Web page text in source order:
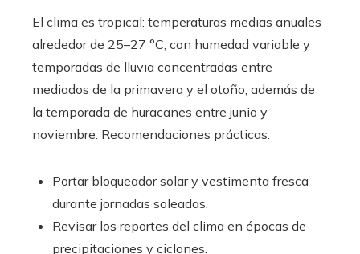
El clima es tropical: temperaturas medias anuales
alrededor de 25–27 °C, con humedad variable y
temporadas de lluvia concentradas entre
mediados de la primavera y el otoño, además de
la temporada de huracanes entre junio y
noviembre. Recomendaciones prácticas:
Portar bloqueador solar y vestimenta fresca
durante jornadas soleadas.
Revisar los reportes del clima en épocas de
precipitaciones y ciclones.